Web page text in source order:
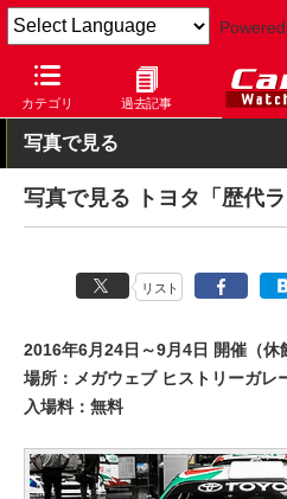
カテゴリ 過去記事
Car Watch 自動車 トヨタ そ
写真で見る
写真で見る トヨタ「歴代ラ
リスト
2016年6月24日～9月4日 開催（休
場所：メガウェブ ヒストリーガレ
入場料：無料